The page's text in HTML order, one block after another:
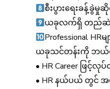
စီးပွားရေးခန့်ခွဲမှု
ယခုလက်ရှိ တည်ဆဲကျ
Professional
ယခုသင်တန်းကို ဘ
• HR Career ဖြင့်လု
• HR နယ်ပယ် တွင် အ